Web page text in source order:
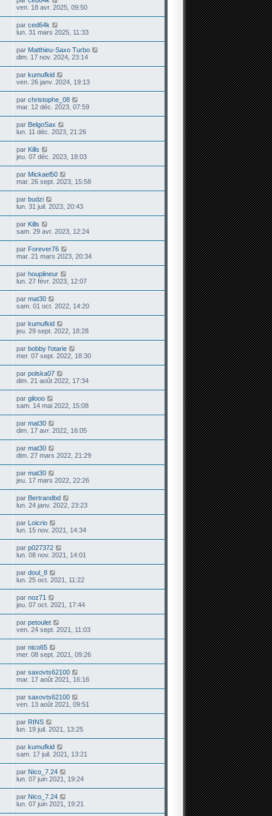
ven. 18 avr. 2025, 09:50
par ced64k
lun. 31 mars 2025, 11:33
par Matthieu-Saxo Turbo
dim. 17 nov. 2024, 23:14
par kumufkid
ven. 26 janv. 2024, 19:13
par christophe_08
mar. 12 déc. 2023, 07:59
par BelgoSax
lun. 11 déc. 2023, 21:26
par Kills
jeu. 07 déc. 2023, 18:03
par Mickael50
mar. 26 sept. 2023, 15:58
par budzi
lun. 31 juil. 2023, 20:43
par Kills
sam. 29 avr. 2023, 12:24
par Forever76
mar. 21 mars 2023, 20:34
par houplineur
lun. 27 févr. 2023, 12:07
par mat30
sam. 01 oct. 2022, 14:20
par kumufkid
jeu. 29 sept. 2022, 18:28
par bobby l'otarie
mer. 07 sept. 2022, 18:30
par polska07
dim. 21 août 2022, 17:34
par gilooo
sam. 14 mai 2022, 15:08
par mat30
dim. 17 avr. 2022, 16:05
par mat30
dim. 27 mars 2022, 21:29
par mat30
jeu. 17 mars 2022, 22:26
par Bertrandbd
lun. 24 janv. 2022, 23:23
par Loicrio
lun. 15 nov. 2021, 14:34
par p027372
lun. 08 nov. 2021, 14:01
par doul_8
lun. 25 oct. 2021, 11:22
par noz71
jeu. 07 oct. 2021, 17:44
par petoulet
ven. 24 sept. 2021, 11:03
par nico65
mer. 08 sept. 2021, 09:26
par saxovts62100
mar. 17 août 2021, 16:16
par saxovts62100
ven. 13 août 2021, 09:51
par RINS
lun. 19 juil. 2021, 13:25
par kumufkid
sam. 17 juil. 2021, 13:21
par Nico_7.24
lun. 07 juin 2021, 19:24
par Nico_7.24
lun. 07 juin 2021, 19:21